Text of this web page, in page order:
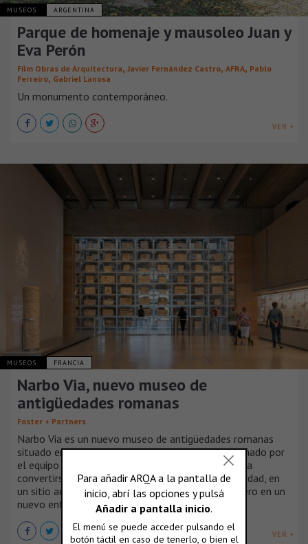
MUSEOS ARGENTINA
Parque de homenaje y mausoleo Juan y
Eva Perón
Film Obras de Arquitectura, Javier Fernández Castro, AFRA, Pablo
Ferreiro, Gabriel Lanosa
Un monumento contemporáneo.
VER +
MUSEOS FRANCIA
Narbo Via, nuevo museo de
antigüedades romanas
Foster + Partners
Narbo Via es un nuevo museo de antigüedades romanas
situado en el corazón de Narbona. El edificio, diseñado por
el equipo integrado de la práctica, está destinado a
convertirse en un nuevo hito en la entrada a la ciudad, en
un sitio adyacente al Canal de la Robine y es pionero en un
nuevo enfoque del diseño museográfico.
VER +